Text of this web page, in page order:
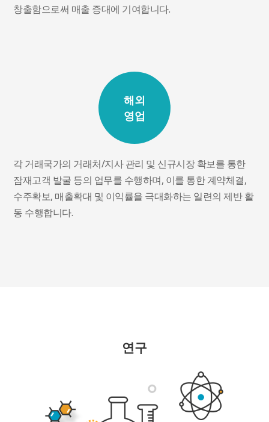
창출함으로써 매출 증대에 기여합니다.
해외
영업
각 거래국가의 거래처/지사 관리 및 신규시장 확보를 통한
잠재고객 발굴 등의 업무를 수행하며, 이를 통한 계약체결,
수주확보, 매출확대 및 이익률을 극대화하는 일련의 제반 활
동 수행합니다.
연구